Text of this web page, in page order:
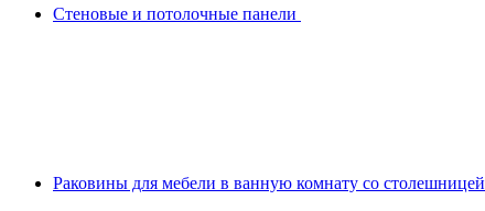
Стеновые и потолочные панели
Раковины для мебели в ванную комнату со столешницей